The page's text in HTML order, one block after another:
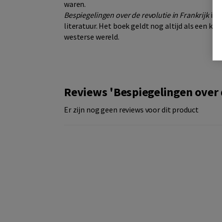
waren.
Bespiegelingen over de revolutie in Frankrijkis
literatuur. Het boek geldt nog altijd als een
westerse wereld.
Reviews 'Bespiegelingen
Er zijn nog geen reviews voor dit product